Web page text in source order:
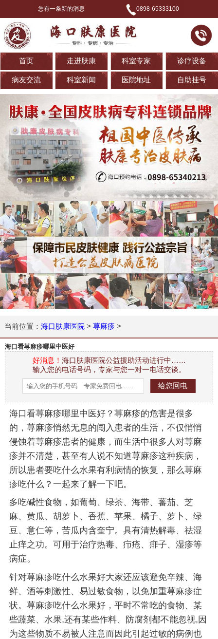
您有一条新的消息 0898-65333100
首页 走进肤康 科室专家 诊疗设备
病友交流 科室新闻 医院地址 自助挂号
当前位置： 海口肤康医院 > 荨麻疹>
海口看荨麻疹哪里中医好
好消息！ 海口肤康医院公益援助活动进行中……
输入您的电话号码，专家与您一对一电话交谈。
海口看荨麻疹哪里中医好？荨麻疹的危害是很多
的，荨麻疹悄然无息的闯入患者的生活，不仅悄悄
侵蚀着荨麻疹患者的健康，而生活中很多人对荨麻
疹并不清楚，甚至有人说不知道荨麻疹这种疾病，
所以患者要吃什么水果有利病情的恢复，那么荨麻
疹吃什么？一起来了解一下吧。
多吃碱性食物，如葡萄、绿茶、海带、蕃茄、芝
麻、黄瓜、胡萝卜、香蕉、苹果、橘子、萝卜、绿
豆、意仁等，苦瓜内含奎宁。具有清热解毒、祛湿
止痒之功。可用于治疗热毒、疖疮、痱子、湿疹等
病症。
针对荨麻疹吃什么水果好大家还应该避免辛辣、海
鲜、酒等刺激性、易过敏食物，以免加重荨麻疹症
状。荨麻疹吃什么水果好，平时不常吃的食物、某
些蔬菜、水果,还有某些作料、防腐剂都不能忽视,因
为这些物质不易被人注意而因此引起过敏的病例也